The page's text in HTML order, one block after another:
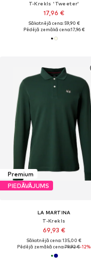
T-Krekls 'Tweeter'
17,96 €
Sākotnējā cena: 59,90 €
Pēdējā zemākā cena:17,96 €
Premium
PIEDĀVĀJUMS
LA MARTINA
T-Krekls
69,93 €
Sākotnējā cena: 135,00 €
Pēdējā zemākā cena:79,92 €-12%